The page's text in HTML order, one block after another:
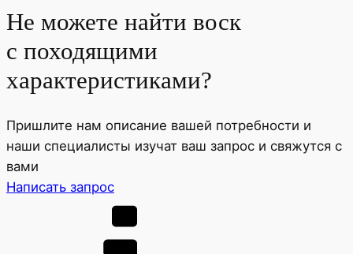
Не можете найти воск
с походящими
характеристиками?
Пришлите нам описание вашей потребности и
наши специалисты изучат ваш запрос и свяжутся с
вами
Написать запрос